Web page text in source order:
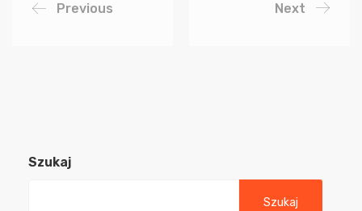
Previous Next
Szukaj
Szukaj